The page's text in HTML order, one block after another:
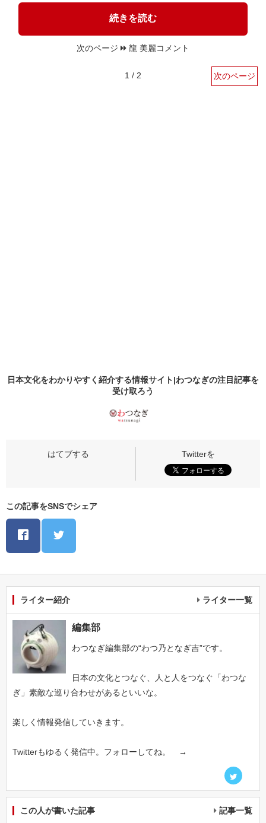
続きを読む
次のページ 龍 美麗コメント
1 / 2 次のページ
日本文化をわかりやすく紹介する情報サイト|わつなぎの注目記事を
受け取ろう
この記事をSNSでシェア
ライター紹介 ライター一覧
編集部
わつなぎ編集部の“わつ乃となぎ吉”です。
日本の文化とつなぐ、人と人をつなぐ「わつな
ぎ」素敵な巡り合わせがあるといいな。
楽しく情報発信していきます。
Twitterもゆるく発信中。フォローしてね。 →
この人が書いた記事 記事一覧